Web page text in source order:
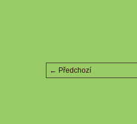
← Předchozí